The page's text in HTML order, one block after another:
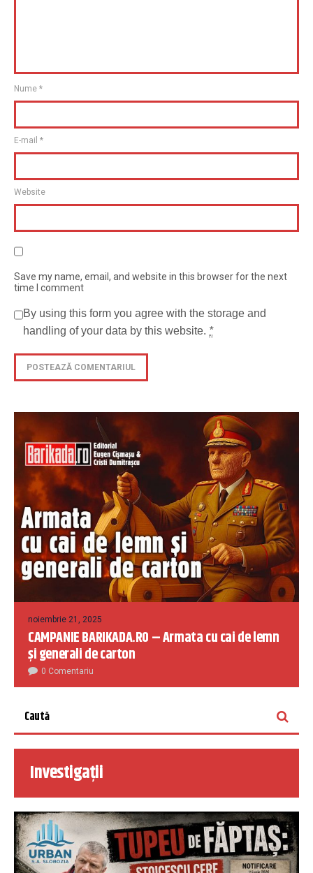
Nume *
E-mail *
Website
Save my name, email, and website in this browser for the next
time I comment
By using this form you agree with the storage and
handling of your data by this website. *
noiembrie 21, 2025
CAMPANIE BARIKADA.RO – Armata cu cai de lemn
și generali de carton
0 Comentariu
Investigații